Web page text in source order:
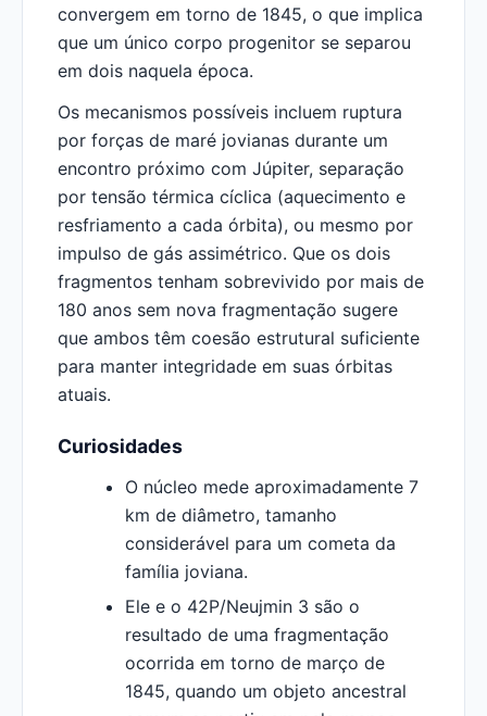
convergem em torno de 1845, o que implica
que um único corpo progenitor se separou
em dois naquela época.
Os mecanismos possíveis incluem ruptura
por forças de maré jovianas durante um
encontro próximo com Júpiter, separação
por tensão térmica cíclica (aquecimento e
resfriamento a cada órbita), ou mesmo por
impulso de gás assimétrico. Que os dois
fragmentos tenham sobrevivido por mais de
180 anos sem nova fragmentação sugere
que ambos têm coesão estrutural suficiente
para manter integridade em suas órbitas
atuais.
Curiosidades
O núcleo mede aproximadamente 7
km de diâmetro, tamanho
considerável para um cometa da
família joviana.
Ele e o 42P/Neujmin 3 são o
resultado de uma fragmentação
ocorrida em torno de março de
1845, quando um objeto ancestral